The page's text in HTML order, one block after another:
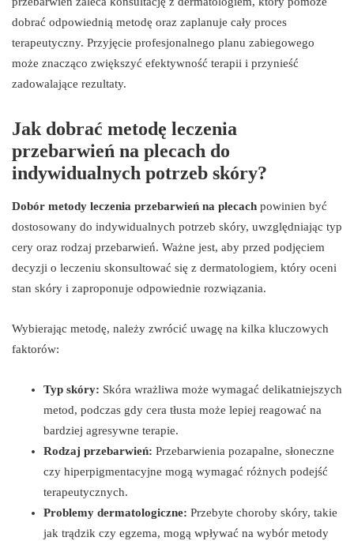
dobrać odpowiednią metodę oraz zaplanuje cały proces
terapeutyczny. Przyjęcie profesjonalnego planu zabiegowego
może znacząco zwiększyć efektywność terapii i przynieść
zadowalające rezultaty.
Jak dobrać metodę leczenia
przebarwień na plecach do
indywidualnych potrzeb skóry?
Dobór metody leczenia przebarwień na plecach powinien być
dostosowany do indywidualnych potrzeb skóry, uwzględniając typ
cery oraz rodzaj przebarwień. Ważne jest, aby przed podjęciem
decyzji o leczeniu skonsultować się z dermatologiem, który oceni
stan skóry i zaproponuje odpowiednie rozwiązania.
Wybierając metodę, należy zwrócić uwagę na kilka kluczowych
faktorów:
Typ skóry: Skóra wrażliwa może wymagać delikatniejszych
metod, podczas gdy cera tłusta może lepiej reagować na
bardziej agresywne terapie.
Rodzaj przebarwień: Przebarwienia pozapalne, słoneczne
czy hiperpigmentacyjne mogą wymagać różnych podejść
terapeutycznych.
Problemy dermatologiczne: Przebyte choroby skóry, takie
jak trądzik czy egzema, mogą wpływać na wybór metody